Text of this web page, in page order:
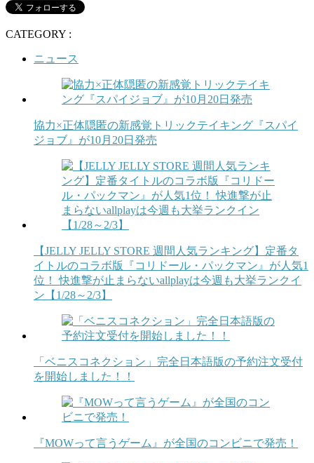
CATEGORY :
ニュース
協力×正体隠匿の新感覚トリックテイキング『スパイ
ジョブ』が10月20日発売
【JELLY JELLY STORE 週間人気ランキング】定番タ
イトルのコラボ版『コリドール・パックマン』が人気1
位！ 快進撃が止まらないallplayは今週も大挙ランクイ
ン【1/28～2/3】
「ベニスコネクション」完全日本語版の予約注文受付
を開始しました！！
『MOWって言うゲーム』が全国のコンビニで発売！